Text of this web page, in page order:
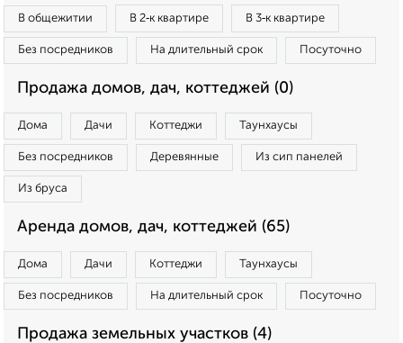
В общежитии В 2‑к квартире В 3‑к квартире
Без посредников На длительный срок Посуточно
Продажа домов, дач, коттеджей (0)
Дома Дачи Коттеджи Таунхаусы
Без посредников Деревянные Из сип панелей
Из бруса
Аренда домов, дач, коттеджей (65)
Дома Дачи Коттеджи Таунхаусы
Без посредников На длительный срок Посуточно
Продажа земельных участков (4)